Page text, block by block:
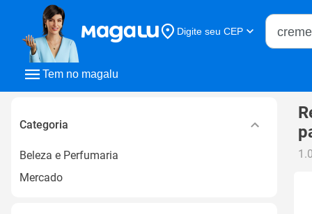
Tem no magalu
Digite seu CEP
Buscar
Categoria
Beleza e Perfumaria
Mercado